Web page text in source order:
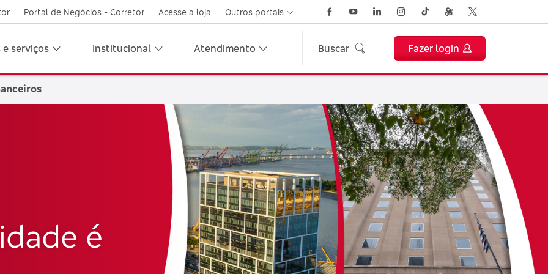
Portal de Negócios - Corretor Acesse a loja Outros portais
serviços Institucional Atendimento Buscar Fazer login
é